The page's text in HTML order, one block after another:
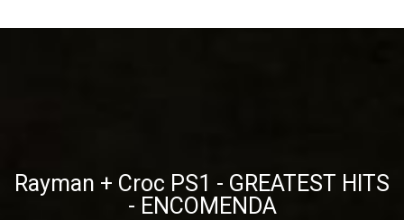
Rayman + Croc PS1 - GREATEST HITS
- ENCOMENDA